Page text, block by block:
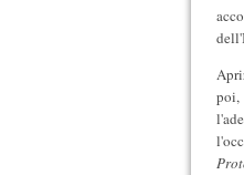
poi,